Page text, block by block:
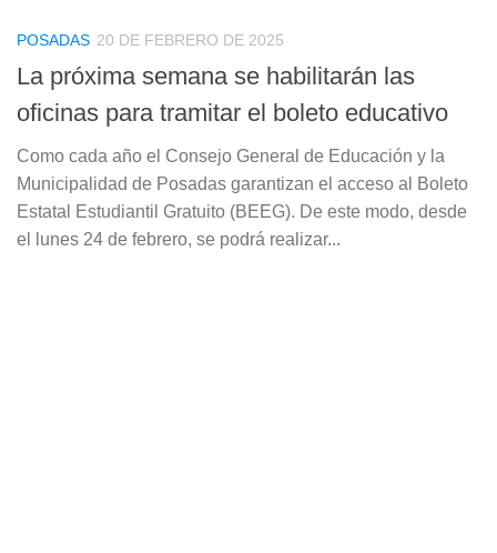
POSADAS 20 DE FEBRERO DE 2025
La próxima semana se habilitarán las
oficinas para tramitar el boleto educativo
Como cada año el Consejo General de Educación y la
Municipalidad de Posadas garantizan el acceso al Boleto
Estatal Estudiantil Gratuito (BEEG). De este modo, desde
el lunes 24 de febrero, se podrá realizar...